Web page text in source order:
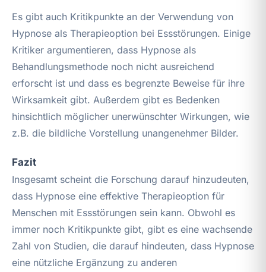
Es gibt auch Kritikpunkte an der Verwendung von
Hypnose als Therapieoption bei Essstörungen. Einige
Kritiker argumentieren, dass Hypnose als
Behandlungsmethode noch nicht ausreichend
erforscht ist und dass es begrenzte Beweise für ihre
Wirksamkeit gibt. Außerdem gibt es Bedenken
hinsichtlich möglicher unerwünschter Wirkungen, wie
z.B. die bildliche Vorstellung unangenehmer Bilder.
Fazit
Insgesamt scheint die Forschung darauf hinzudeuten,
dass Hypnose eine effektive Therapieoption für
Menschen mit Essstörungen sein kann. Obwohl es
immer noch Kritikpunkte gibt, gibt es eine wachsende
Zahl von Studien, die darauf hindeuten, dass Hypnose
eine nützliche Ergänzung zu anderen